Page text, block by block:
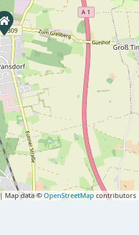
| Map data ©OpenStreetMap contributors